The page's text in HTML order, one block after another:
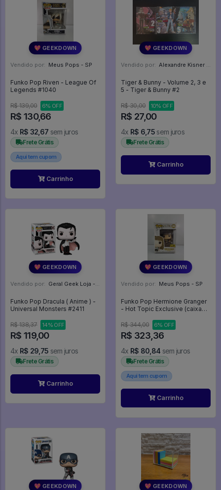
💖 GEEKDOWN
Vendido por: Meus Pops - SP
Funko Pop Riven - League Of
Legends #1040
R$ 139,00 6% OFF
R$ 130,66
4x R$ 32,67 sem juros
Frete Grátis
Aqui tem cupom
Carrinho
💖 GEEKDOWN
Vendido por: Alexandre Kisner - PR
Tiger & Bunny - Volume 2, 3 e
5 - Tiger & Bunny #2
R$ 30,00 10% OFF
R$ 27,00
4x R$ 6,75 sem juros
Frete Grátis
Carrinho
💖 GEEKDOWN
Vendido por: Geral Geek Loja - SP
Funko Pop Dracula ( Anime ) -
Universal Monsters #2411
R$ 138,37 14% OFF
R$ 119,00
4x R$ 29,75 sem juros
Frete Grátis
Carrinho
💖 GEEKDOWN
Vendido por: Meus Pops - SP
Funko Pop Hermione Granger
- Hot Topic Exclusive (caixa
R$ 344,00
6% OFF
R$ 323,36
4x R$ 80,84 sem juros
Frete Grátis
Aqui tem cupom
Carrinho
💖 GEEKDOWN 💖 GEEKDOWN